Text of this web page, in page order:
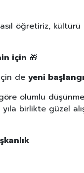
öğretiriz, kültürü
için 🎁
de yeni
olumlu
birlikte güzel